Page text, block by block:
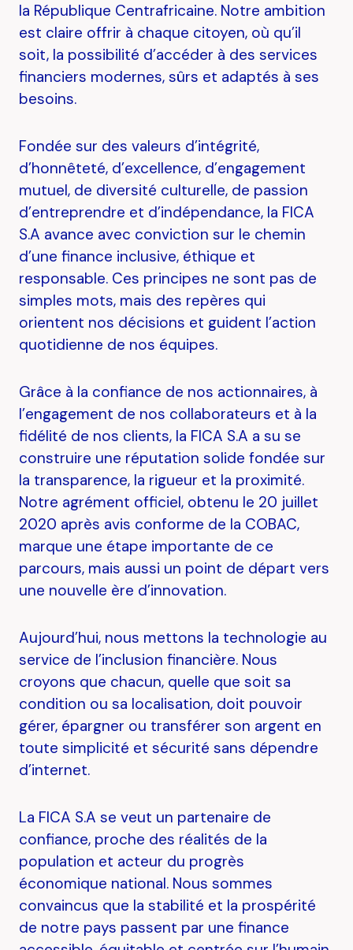
la République Centrafricaine. Notre ambition
est claire offrir à chaque citoyen, où qu’il
soit, la possibilité d’accéder à des services
financiers modernes, sûrs et adaptés à ses
besoins.
Fondée sur des valeurs d’intégrité,
d’honnêteté, d’excellence, d’engagement
mutuel, de diversité culturelle, de passion
d’entreprendre et d’indépendance, la FICA
S.A avance avec conviction sur le chemin
d’une finance inclusive, éthique et
responsable. Ces principes ne sont pas de
simples mots, mais des repères qui
orientent nos décisions et guident l’action
quotidienne de nos équipes.
Grâce à la confiance de nos actionnaires, à
l’engagement de nos collaborateurs et à la
fidélité de nos clients, la FICA S.A a su se
construire une réputation solide fondée sur
la transparence, la rigueur et la proximité.
Notre agrément officiel, obtenu le 20 juillet
2020 après avis conforme de la COBAC,
marque une étape importante de ce
parcours, mais aussi un point de départ vers
une nouvelle ère d’innovation.
Aujourd’hui, nous mettons la technologie au
service de l’inclusion financière. Nous
croyons que chacun, quelle que soit sa
condition ou sa localisation, doit pouvoir
gérer, épargner ou transférer son argent en
toute simplicité et sécurité sans dépendre
d’internet.
La FICA S.A se veut un partenaire de
confiance, proche des réalités de la
population et acteur du progrès
économique national. Nous sommes
convaincus que la stabilité et la prospérité
de notre pays passent par une finance